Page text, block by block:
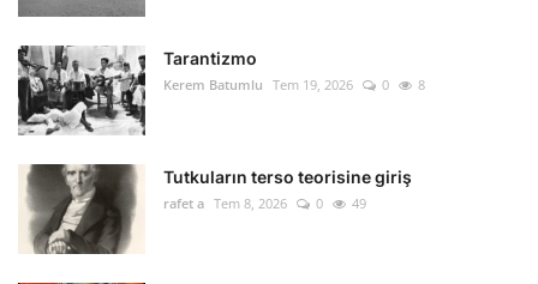
Tarantizmo
Kerem Batumlu Tem 19, 2026 0 8
Tutkuların terso teorisine giriş
rafet a Tem 8, 2026 0 49